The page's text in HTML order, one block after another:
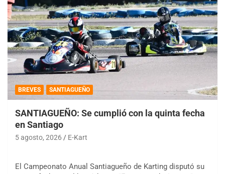
BREVES SANTIAGUEÑO
SANTIAGUEÑO: Se cumplió con la quinta fecha
en Santiago
5 agosto, 2026 E-Kart
El Campeonato Anual Santiagueño de Karting disputó su